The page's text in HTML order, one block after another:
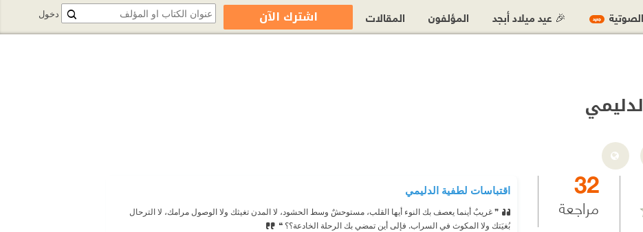
32
مراجعة
اقتباسات لطفية الدليمي
❞ غريبٌ أينما يعصف بك النوء أيها القلب، مستوحشٌ وسط الحشود، لا المدن تغيثك ولا الوصول مرامك، لا الترحال
بُغيَتك ولا المكوث في السراب. فإلى أين تمضي بك الرحلة الخادعة؟؟ ❝
دخول جديد 🎉 عيد ميلاد أبجد المؤلفون المقالات اشترك الآن